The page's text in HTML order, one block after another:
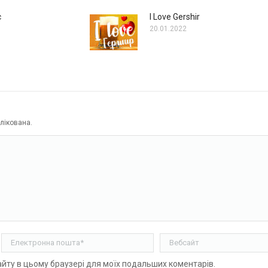
I Love Gershir
20.01.2022
Електронна пошта * Вебсайт
в цьому браузері для моїх подальших коментарів.